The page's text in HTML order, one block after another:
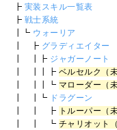
┣ 実装スキル一覧表
┣ 戦士系統
┃┗ ウォーリア
┃ ┣ グラディエイター
┃ ┃┣ ジャガーノート
┃ ┃┃┣ ベルセルク（
┃ ┃┃┗ マローダー（
┃ ┃┗ ドラグーン
┃ ┃ ┣ トルーパー（
┃ ┃ ┗ チャリオット